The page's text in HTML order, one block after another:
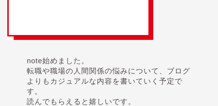
note始めました。
転職や職場の人間関係の悩みについて、ブログ
よりもカジュアルな内容を書いていく予定で
す。
読んでもらえると嬉しいです。